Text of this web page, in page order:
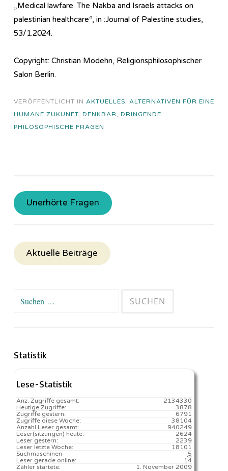
„Medical lawfare. The Nakba and Israels attacks on
palestinian healthcare“, in :Journal of Palestine studies,
53/1.2024.
Copyright: Christian Modehn, Religionsphilosophischer
Salon Berlin.
VERÖFFENTLICHT IN AKTUELLES, ALTERNATIVEN FÜR EINE
HUMANE ZUKUNFT, DENKBAR, DRINGENDE
PHILOSOPHISCHE FRAGEN
Unerhörte Fragen
Aktuelle Beiträge
Suchen
Statistik
Lese-Statistik
2134330
Anz. Zugriffe gesamt:
3878
Heutige Zugriffe:
6791
Zugriffe gestern:
38104
Zugriffe diese Woche:
940249
Anzahl Leser gesamt:
2624️
Leser(sitzungen) heute:
2239
Leser gestern:
18101️
Leser letzte Woche:
5
Suchmaschinen
14
Leser gerade online:
1. November 2009
Zähler startete: